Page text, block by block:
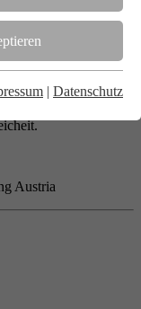
| Datenschutz
Austria